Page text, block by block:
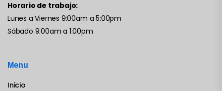
Horario de trabajo:
Lunes a Viernes 9:00am a 5:00pm
Sábado 9:00am a 1:00pm
Menu
Inicio